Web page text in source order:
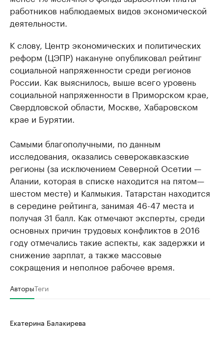
работников наблюдаемых видов экономической
деятельности.
К слову, Центр экономических и политических
реформ (ЦЭПР) накануне опубликовал рейтинг
социальной напряженности среди регионов
России. Как выяснилось, выше всего уровень
социальной напряженности в Приморском крае,
Свердловской области, Москве, Хабаровском
крае и Бурятии.
Самыми благополучными, ​по данным
исследования, оказались северокавказские
регионы (за исключением Северной Осетии —
Алании, которая в списке находится на пятом—
шестом месте) и Калмыкия. Татарстан находится
в середине рейтинга, занимая 46-47 места и
получая 31 балл. Как отмечают эксперты, среди
основных причин трудовых конфликтов в 2016
году отмечались такие аспекты, как задержки и
снижение зарплат, а также массовые
сокращения и неполное рабочее время.
АвторыТеги
Екатерина Балакирева